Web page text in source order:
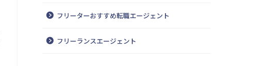
フリーターおすすめ転職エージェント
フリーランスエージェント